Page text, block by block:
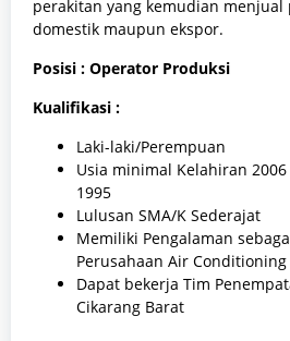
perakitan yang kemudian
domestik maupun ekspor.
Posisi : Operator Produksi
Kualifikasi :
Laki-laki/Perempuan
Usia minimal Kelahiran
1995
Lulusan SMA/K Sederajat
Memiliki Pengalaman
Perusahaan Air
Dapat bekerja Tim
Cikarang Barat